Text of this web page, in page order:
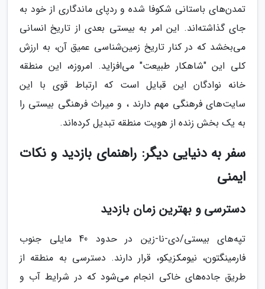
تمدن‌های باستانی شکوفا شده و ردپای ماندگاری از خود به
جای گذاشته‌اند. این امر به بیستی بعدی از تاریخ انسانی
می‌بخشد که در کنار تاریخ زمین‌شناسی عمیق آن، به ارزش
کلی این "شاهکار طبیعت" می‌افزاید. امروزه، این منطقه
خانه نوادگان این قبایل است که ارتباط قوی با این
سایت‌های فرهنگی مهم دارند ، و میراث فرهنگی بیستی را
به یک بخش زنده از هویت منطقه تبدیل کرده‌اند.
سفر به دنیایی دیگر: راهنمای بازدید و نکات
ایمنی
دسترسی و بهترین زمان بازدید
تپه‌های بیستی/دی-نا-زین در حدود 40 مایلی جنوب
فارمینگتون، نیومکزیکو، قرار دارند. دسترسی به منطقه از
طریق جاده‌های خاکی انجام می‌شود که در شرایط آب و